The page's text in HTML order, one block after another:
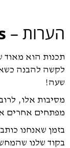
הערות –
תכנות הוא מאוד
לקשה להבנה
שעה!
מסיבות אלו,
מפתחים אחרים
בקוד שלנו